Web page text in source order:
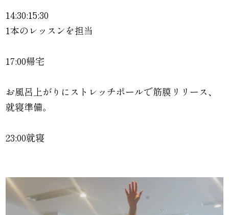
14:30:15:30
1本のレッスンを担当
17:00帰宅
お風呂上がりにストレッチポールで筋膜リリース、
就寝準備。
23:00就寝